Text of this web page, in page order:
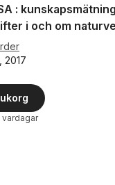
:
i och om
2017